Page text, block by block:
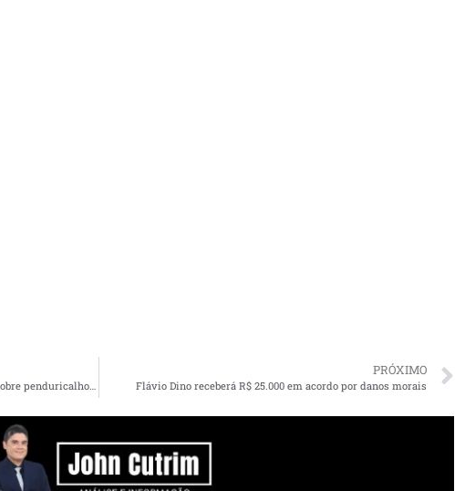
PRÓXIMO
Flávio Dino receberá R$ 25.000 em acordo por danos morais